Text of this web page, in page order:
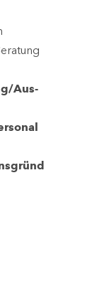
Aus-